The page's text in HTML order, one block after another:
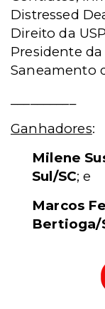
Distressed
Direito da
Presidente
Saneamento
Ganhadores:
Milene
Sul/SC; e
Marcos